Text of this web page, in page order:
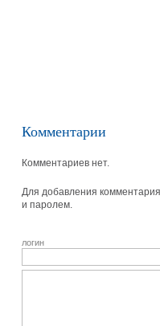
Комментарии
Комментариев нет.
Для добавления
и паролем.
логин